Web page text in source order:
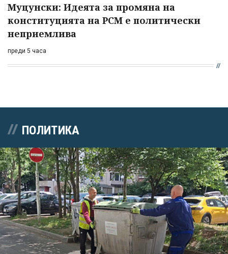
Муцунски: Идеята за промяна на
конституцията на РСМ е политически
неприемлива
преди 5 часа
ПОЛИТИКА